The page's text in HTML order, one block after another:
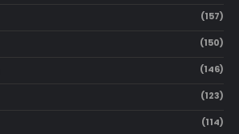
(157)
(150)
(146)
(123)
(114)